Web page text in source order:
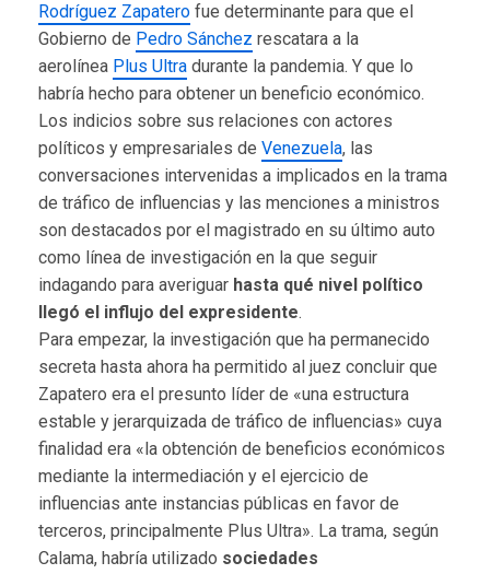
Rodríguez Zapatero fue determinante para que el
Gobierno de Pedro Sánchez rescatara a la
aerolínea Plus Ultra durante la pandemia. Y que lo
habría hecho para obtener un beneficio económico.
Los indicios sobre sus relaciones con actores
políticos y empresariales de Venezuela, las
conversaciones intervenidas a implicados en la trama
de tráfico de influencias y las menciones a ministros
son destacados por el magistrado en su último auto
como línea de investigación en la que seguir
indagando para averiguar hasta qué nivel político
llegó el influjo del expresidente.
Para empezar, la investigación que ha permanecido
secreta hasta ahora ha permitido al juez concluir que
Zapatero era el presunto líder de «una estructura
estable y jerarquizada de tráfico de influencias» cuya
finalidad era «la obtención de beneficios económicos
mediante la intermediación y el ejercicio de
influencias ante instancias públicas en favor de
terceros, principalmente Plus Ultra». La trama, según
Calama, habría utilizado sociedades